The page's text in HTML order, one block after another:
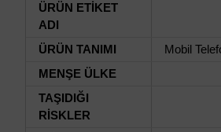
ÜRÜN ETİKET
ADI
ÜRÜN TANIMI
Mobil
MENŞE ÜLKE
TAŞIDIĞI
RİSKLER